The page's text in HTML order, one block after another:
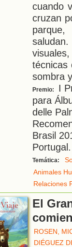
cuando
cruzan
técnicas
sombra y
Premio:
I
para
delle
Brasil
Portugal.
Temática:
Animales
Relaciones
El
ROSEN,
DIÉGUEZ